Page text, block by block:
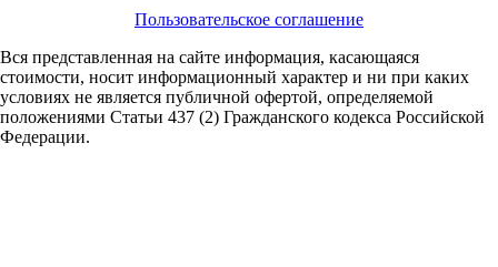
Пользовательское соглашение
Вся представленная на сайте информация, касающаяся
стоимости, носит информационный характер и ни при каких
условиях не является публичной офертой, определяемой
положениями Статьи 437 (2) Гражданского кодекса Российской
Федерации.